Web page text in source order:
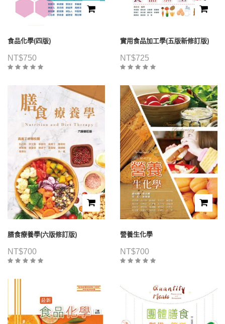
食品化學(四版)
NT$750
實用食品加工學(五版新修訂版)
NT$725
膳食療養學(六版修訂版)
NT$700
營養生化學
NT$700